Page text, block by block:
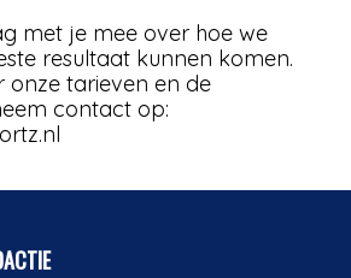
met je mee over hoe we
resultaat kunnen komen.
onze tarieven en de
contact op: